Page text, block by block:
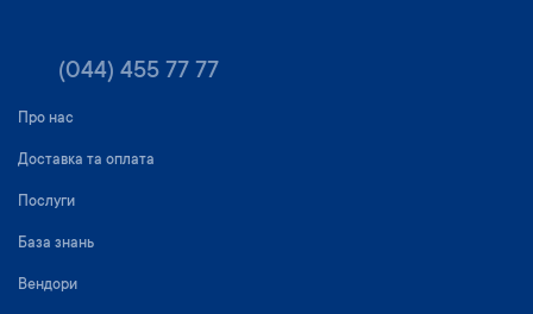
(044) 455 77 77
Про нас
Доставка та оплата
Послуги
База знань
Вендори